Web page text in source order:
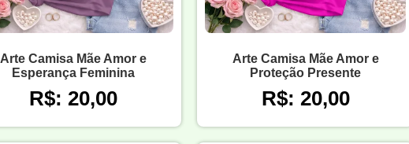
Arte Camisa Mãe Amor e
Esperança Feminina
R$: 20,00
Arte Camisa Mãe Amor e
Proteção Presente
R$: 20,00